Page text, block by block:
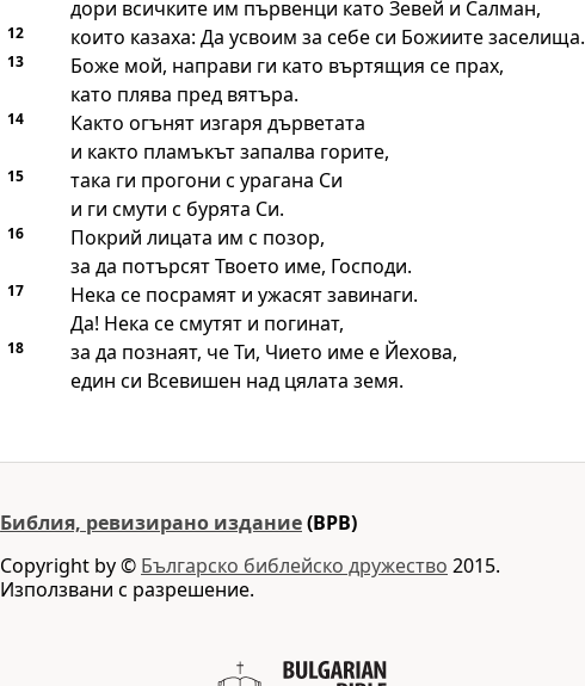
дори всичките им първенци като Зевей и Салман,
12 които казаха: Да усвоим за себе си Божиите заселища.
13
Боже мой, направи ги като въртящия се прах,
като плява пред вятъра.
14
Както огънят изгаря дърветата
и както пламъкът запалва горите,
15
така ги прогони с урагана Си
и ги смути с бурята Си.
16
Покрий лицата им с позор,
за да потърсят Твоето име, Господи.
17
Нека се посрамят и ужасят завинаги.
Да! Нека се смутят и погинат,
18 за да познаят, че Ти, Чието име е Йехова,
един си Всевишен над цялата земя.
Библия, ревизирано издание(BPB)
Copyright by © Българско библейско дружество 2015.
Използвани с разрешение.